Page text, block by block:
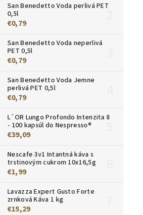
San Benedetto Voda perlivá PET
0,5l
€0,79
San Benedetto Voda neperlivá
PET 0,5l
€0,79
San Benedetto Voda Jemne
perlivá PET 0,5l
€0,79
L´OR Lungo Profondo Intenzita 8
- 100 kapsúl do Nespresso®
€39,09
Nescafe 3v1 Intantná káva s
trstinovým cukrom 10x16,5g
€1,99
Lavazza Expert Gusto Forte
zrnková Káva 1 kg
€15,29